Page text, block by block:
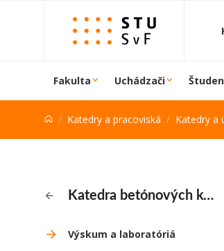
Prejsť na obsah
Fakulta Uchádzači
Katedry a pracoviská Katedry a
Katedra betónových konštrukcií a mostov
Výskum a laboratóriá